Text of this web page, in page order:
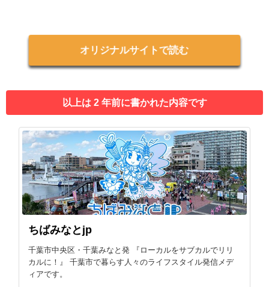
オリジナルサイトで読む
以上は 2 年前に書かれた内容です
ちばみなとjp
千葉市中央区・千葉みなと発 『ローカルをサブカルでリリ
カルに！』 千葉市で暮らす人々のライフスタイル発信メデ
ィアです。